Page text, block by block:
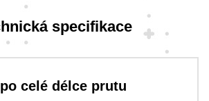
specifikace
celé délce prutu